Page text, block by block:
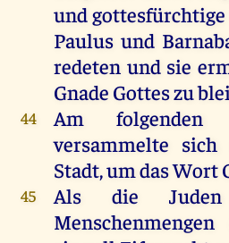
undgottesfürchtige
Paulus und
redeten und sie
Gnade Gotteszu
44 Am folgenden
versammelte sich
Stadt,umdasWort
45 Als die Juden
Menschenmengen